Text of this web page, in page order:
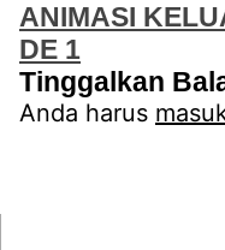
ANIMASI
DE 1
Tinggalkan
Anda harus